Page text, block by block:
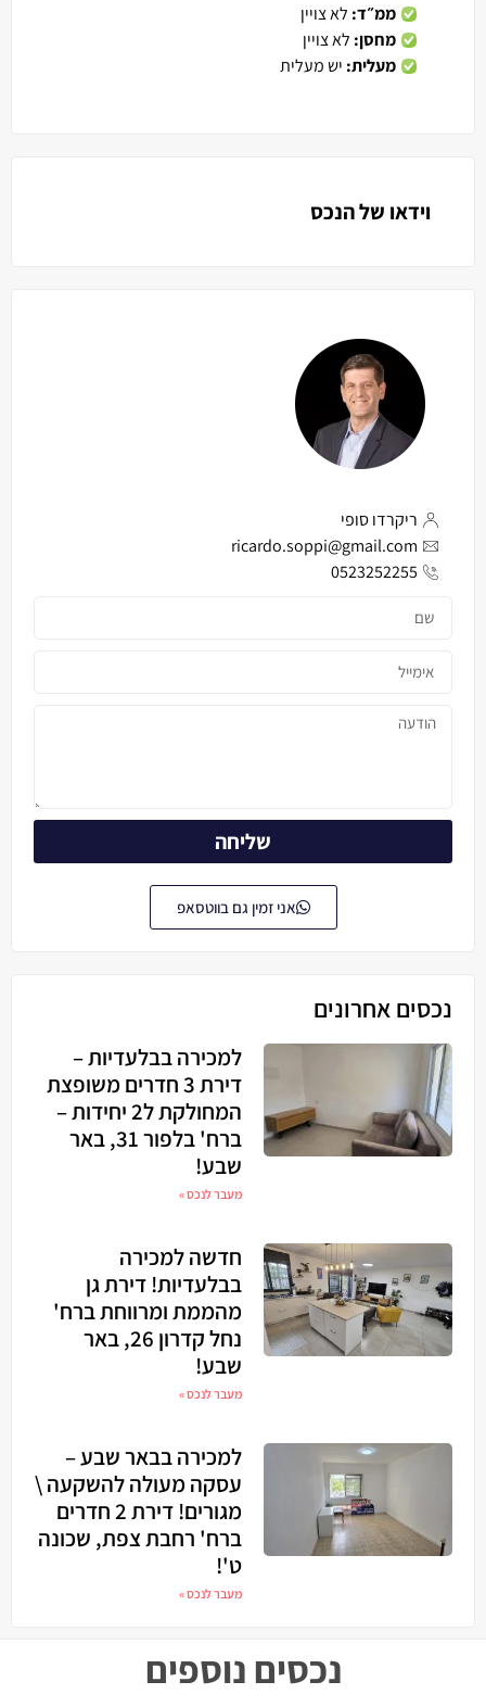
ממ״ד: לא צויין
מחסן: לא צויין
מעלית: יש מעלית
וידאו של הנכס
ריקרדו סופי
ricardo.soppi@gmail.com
0523252255
שליחה
אני זמין גם בווטסאפ
נכסים אחרונים
למכירה בבלעדיות –
דירת 3 חדרים משופצת
המחולקת ל2 יחידות –
ברח' בלפור 31, באר
שבע!
מעבר לנכס »
חדשה למכירה
בבלעדיות! דירת גן
מהממת ומרווחת ברח'
נחל קדרון 26, באר
שבע!
מעבר לנכס »
למכירה בבאר שבע –
עסקה מעולה להשקעה \
מגורים! דירת 2 חדרים
ברח' רחבת צפת, שכונה
ט'!
מעבר לנכס »
נכסים נוספים